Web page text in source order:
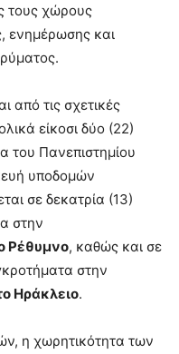
τους χώρους
ενημέρωσης και
από τις σχετικές
είκοσι δύο (22)
του Πανεπιστημίου
υποδομών
σε δεκατρία (13)
στην
Ρέθυμνο, καθώς και σε
στην
Ηράκλειο.
η χωρητικότητα των